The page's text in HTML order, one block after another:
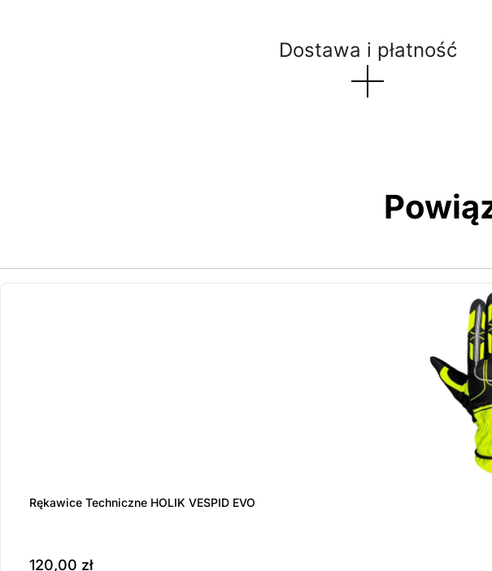
Dostawa i płatność
Rękawice Techniczne HOLIK VESPID EVO
120,00 zł